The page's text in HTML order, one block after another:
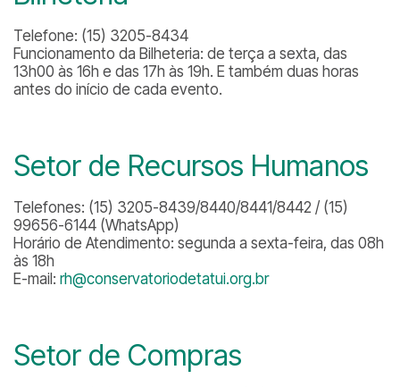
Telefone: (15) 3205-8434
Funcionamento da Bilheteria: de terça a sexta, das
13h00 às 16h e das 17h às 19h. E também duas horas
antes do início de cada evento.
Setor de Recursos Humanos
Telefones: (15) 3205-8439/8440/8441/8442 / (15)
99656-6144 (WhatsApp)
Horário de Atendimento: segunda a sexta-feira, das 08h
às 18h
E-mail: rh@conservatoriodetatui.org.br
Setor de Compras